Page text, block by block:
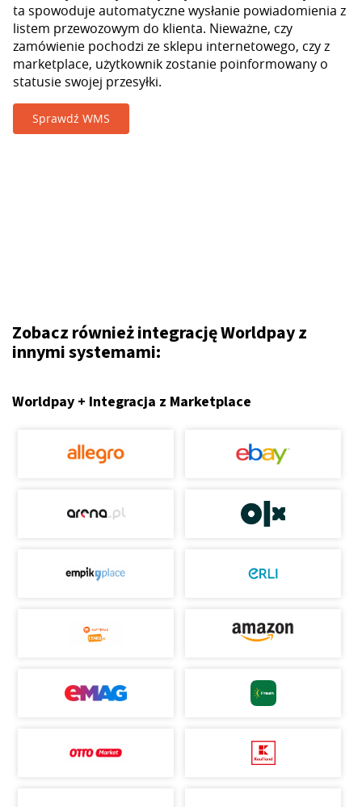
ta spowoduje automatyczne wysłanie powiadomienia z
listem przewozowym do klienta. Nieważne, czy
zamówienie pochodzi ze sklepu internetowego, czy z
marketplace, użytkownik zostanie poinformowany o
statusie swojej przesyłki.
Sprawdź WMS
Zobacz również integrację Worldpay z
innymi systemami:
Worldpay + Integracja z Marketplace